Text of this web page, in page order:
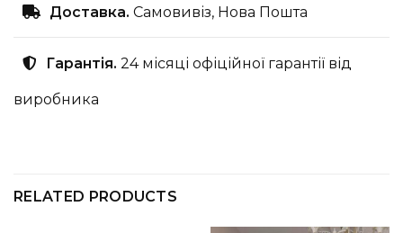
Доставка. Самовивіз, Нова Пошта
Гарантія. 24 місяці офіційної гарантії від
виробника
RELATED PRODUCTS